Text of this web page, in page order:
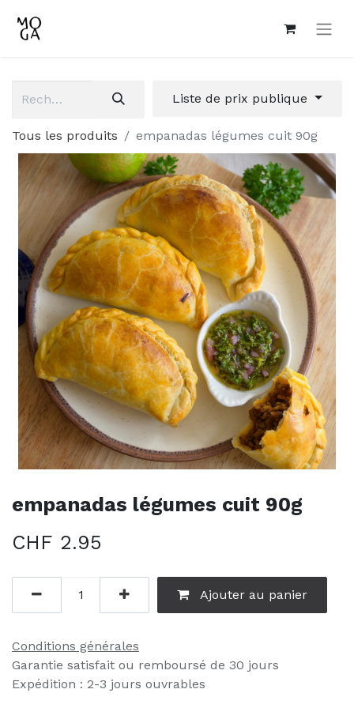
Liste de prix publique
Tous les produits empanadas légumes cuit 90g
empanadas légumes cuit 90g
CHF 2.95
Ajouter au panier
Conditions générales
Garantie satisfait ou remboursé de 30 jours
Expédition : 2-3 jours ouvrables